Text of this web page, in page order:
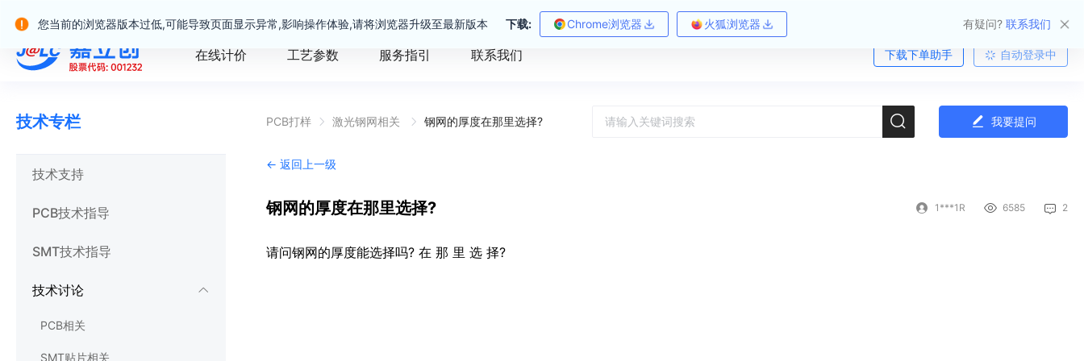
您当前的浏览器版本过低,可能导致页面显示异常,影响操作体验,请将浏览器升级至最新版本 下载: Chrome浏览器 火狐浏览器 有疑问? 联系我们
嘉立创产业服务站群
在线计价 工艺参数 服务指引 联系我们 下载下单助手 自动登录中
技术专栏
技术支持
PCB技术指导
SMT技术指导
技术讨论
PCB相关
SMT贴片相关
PCB打样 激光钢网相关 钢网的厚度在那里选择? 我要提问
← 返回上一级
钢网的厚度在那里选择? 1***1R 6585 2
请问钢网的厚度能选择吗? 在 那 里 选 择?